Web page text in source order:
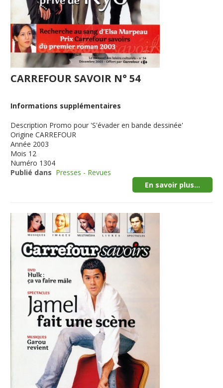
CARREFOUR SAVOIR N° 54
Informations supplémentaires
Description Promo pour 'S'évader en bande dessinée'
Origine CARREFOUR
Année 2003
Mois 12
Numéro 1304
Publié dans Presses - Revues
En savoir plus...